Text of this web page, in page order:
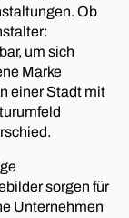
Ob
um sich
Marke
einer Stadt mit
sorgen für
Unternehmen